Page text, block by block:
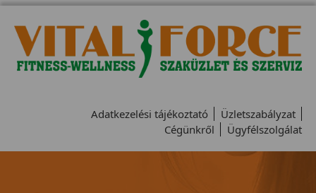
Adatkezelési tájékoztató
Üzletszabályzat
Cégünkről
Ügyfélszolgálat